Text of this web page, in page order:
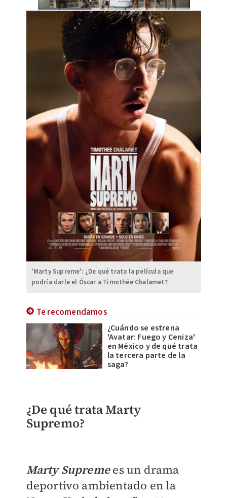
'Marty Supreme': ¿De qué trata la película que
podría darle el Óscar a Timothée Chalamet?
Te recomendamos
¿Cuándo se estrena
'Avatar: Fuego y Ceniza'
en México y de qué trata
la tercera parte de la
saga?
¿De qué trata Marty
Supremo?
Marty Supremees un drama
deportivo ambientado en la